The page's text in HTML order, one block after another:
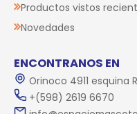
Productos vistos
Novedades
ENCONTRANOS EN
Orinoco 4911 esquina
+(598) 2619 6670